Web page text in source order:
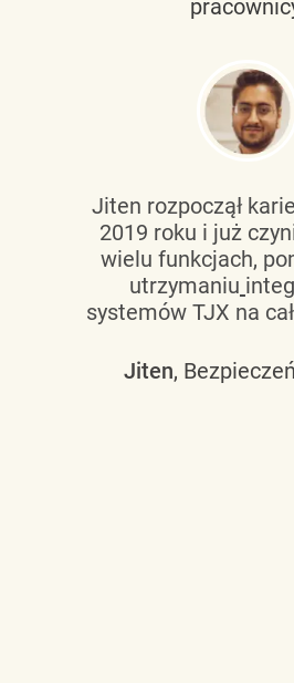
Jiten rozpoczął
2019 roku i już
wielu funkcjach,
utrzymaniu
systemów TJX na
Jiten,